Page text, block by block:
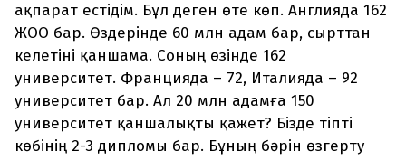
ақпарат естідім. Бұл деген өте көп. Англияда 162
ЖОО бар. Өздерінде 60 млн адам бар, сырттан
келетіні қаншама. Соның өзінде 162
университет. Францияда – 72, Италияда – 92
университет бар. Ал 20 млн адамға 150
университет қаншалықты қажет? Бізде тіпті
көбінің 2-3 дипломы бар. Бұның бәрін өзгерту